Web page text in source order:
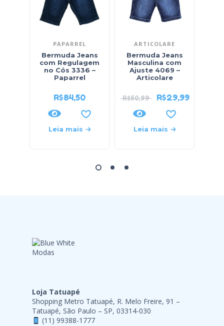
PAPARREL
Bermuda Jeans
com Regulagem
no Cós 3336 –
Paparrel
R$84,50
Leia mais
ARTICOLARE
Bermuda Jeans
Masculina com
Ajuste 4069 –
Articolare
R$50,99 R$29,99
Leia mais
Loja Tatuapé
Shopping Metro Tatuapé, R. Melo Freire, 91 –
Tatuapé, São Paulo – SP, 03314-030
(11) 99388-1777